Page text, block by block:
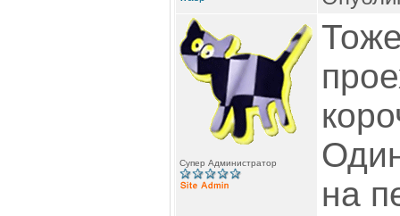
Супер Администратор
на